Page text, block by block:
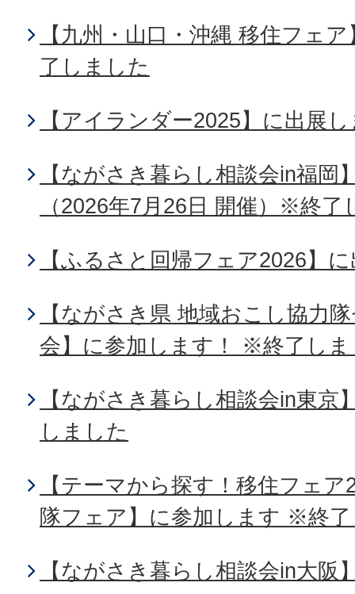
【九州・山口・沖縄 移住フェ
了しました
【アイランダー2025】に出展
【ながさき暮らし相談会in福岡
（2026年7月26日 開催）※終了
【ふるさと回帰フェア2026】
【ながさき県 地域おこし協力
会】に参加します！ ※終了し
【ながさき暮らし相談会in東
しました
【テーマから探す！移住フェ
隊フェア】に参加します ※終
【ながさき暮らし相談会in大